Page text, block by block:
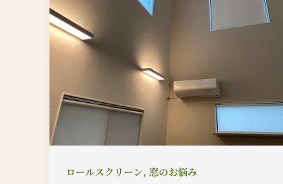
ロールスクリーン, 窓のお悩み